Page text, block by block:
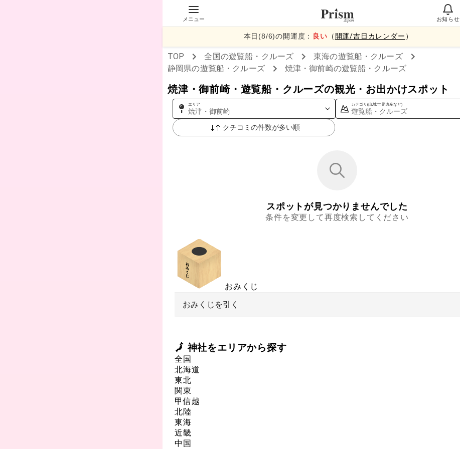
メニュー お知らせ
本日(8/6)の開運度： 良い （ 開運/吉日カレンダー ）
TOP 全国の遊覧船・クルーズ 東海の遊覧船・クルーズ
静岡県の遊覧船・クルーズ 焼津・御前崎の遊覧船・クルーズ
焼津・御前崎・遊覧船・クルーズの観光・お出かけスポット
エリア
焼津・御前崎
カテゴリ(山,城,世界遺産など)
遊覧船・クルーズ
クチコミの件数が多い順
スポットが見つかりませんでした
条件を変更して再度検索してください
おみくじ
おみくじを引く
🗾 神社をエリアから探す
全国
北海道
東北
関東
甲信越
北陸
東海
近畿
中国